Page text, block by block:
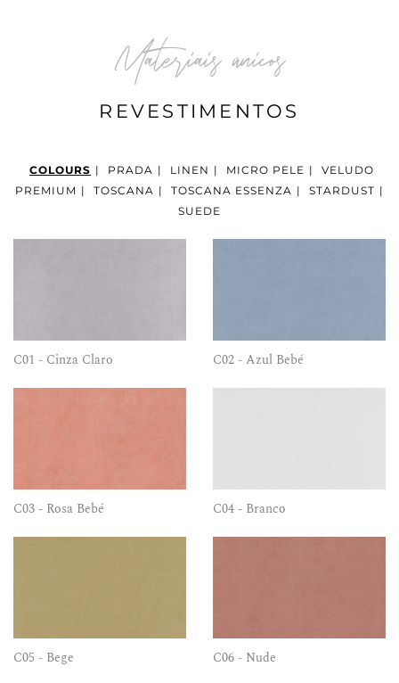
Materiais únicos
REVESTIMENTOS
COLOURS | PRADA | LINEN | MICRO PELE |
VELUDO
PREMIUM | TOSCANA | TOSCANA ESSENZA | STARDUST |
SUEDE
C01 - Cinza Claro C02 - Azul Bebé
C03 - Rosa Bebé C04 - Branco
C05 - Bege C06 - Nude